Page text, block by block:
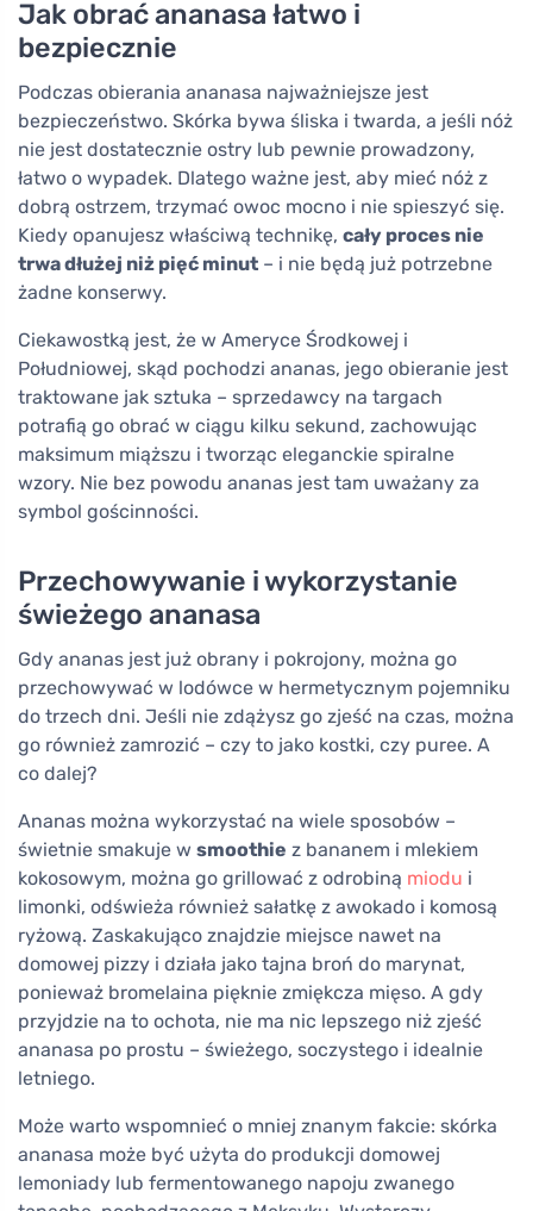
Jak obrać ananasa łatwo i
bezpiecznie
Podczas obierania ananasa najważniejsze jest
bezpieczeństwo. Skórka bywa śliska i twarda, a jeśli nóż
nie jest dostatecznie ostry lub pewnie prowadzony,
łatwo o wypadek. Dlatego ważne jest, aby mieć nóż z
dobrą ostrzem, trzymać owoc mocno i nie spieszyć się.
Kiedy opanujesz właściwą technikę, cały proces nie
trwa dłużej niż pięć minut – i nie będą już potrzebne
żadne konserwy.
Ciekawostką jest, że w Ameryce Środkowej i
Południowej, skąd pochodzi ananas, jego obieranie jest
traktowane jak sztuka – sprzedawcy na targach
potrafią go obrać w ciągu kilku sekund, zachowując
maksimum miąższu i tworząc eleganckie spiralne
wzory. Nie bez powodu ananas jest tam uważany za
symbol gościnności.
Przechowywanie i wykorzystanie
świeżego ananasa
Gdy ananas jest już obrany i pokrojony, można go
przechowywać w lodówce w hermetycznym pojemniku
do trzech dni. Jeśli nie zdążysz go zjeść na czas, można
go również zamrozić – czy to jako kostki, czy puree. A
co dalej?
Ananas można wykorzystać na wiele sposobów –
świetnie smakuje w smoothie z bananem i mlekiem
kokosowym, można go grillować z odrobiną miodu i
limonki, odświeża również sałatkę z awokado i komosą
ryżową. Zaskakująco znajdzie miejsce nawet na
domowej pizzy i działa jako tajna broń do marynat,
ponieważ bromelaina pięknie zmiękcza mięso. A gdy
przyjdzie na to ochota, nie ma nic lepszego niż zjeść
ananasa po prostu – świeżego, soczystego i idealnie
letniego.
Może warto wspomnieć o mniej znanym fakcie: skórka
ananasa może być użyta do produkcji domowej
lemoniady lub fermentowanego napoju zwanego